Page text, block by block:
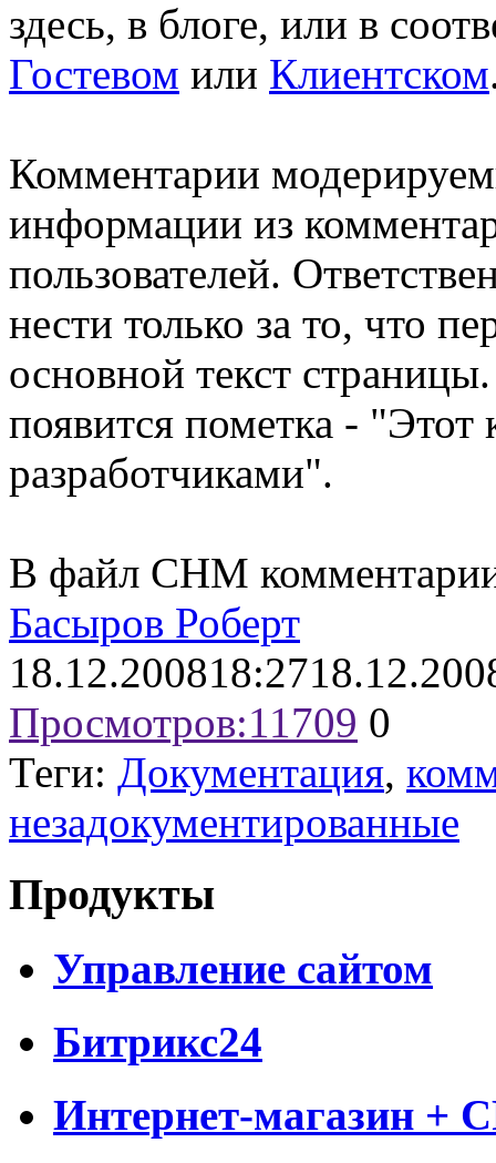
здесь, в блоге, или в
Гостевом или Клиентском
Комментарии
информации из
пользователей.
нести только за то, что
основной текст
появится пометка -
разработчиками".
В файл CHM
Басыров Роберт
18.12.200818:27
Просмотров:11709 0
Теги: Документация,
незадокументированные
Продукты
Управление сайтом
Битрикс24
Интернет-магазин +